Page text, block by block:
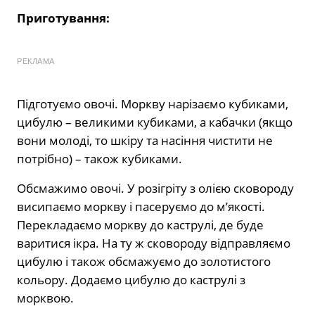
Приготування:
РЕКЛАМА
Підготуємо овочі. Моркву нарізаємо кубиками,
цибулю – великими кубиками, а кабачки (якщо
вони молоді, то шкіру та насіння чистити не
потрібно) – також кубиками.
Обсмажимо овочі. У розігріту з олією сковороду
висипаємо моркву і пасеруємо до м’якості.
Перекладаємо моркву до каструлі, де буде
варитися ікра. На ту ж сковороду відправляємо
цибулю і також обсмажуємо до золотистого
кольору. Додаємо цибулю до каструлі з
морквою.